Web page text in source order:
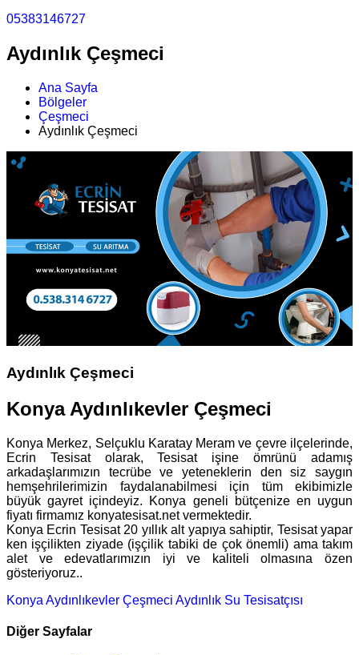
05383146727
Aydınlık Çeşmeci
Ana Sayfa
Bölgeler
Çeşmeci
Aydınlık Çeşmeci
Aydınlık Çeşmeci
Konya Aydınlıkevler Çeşmeci
Konya Merkez, Selçuklu Karatay Meram ve çevre ilçelerinde,
Ecrin Tesisat olarak, Tesisat işine ömrünü adamış
arkadaşlarımızın tecrübe ve yeteneklerin den siz saygın
hemşehrilerimizin faydalanabilmesi için tüm ekibimizle
büyük gayret içindeyiz. Konya geneli bütçenize en uygun
fiyatı firmamız konyatesisat.net vermektedir.
Konya Ecrin Tesisat 20 yıllık alt yapıya sahiptir, Tesisat yapar
ken işçilikten ziyade (işçilik tabiki de çok önemli) ama takım
alet ve edevatlarımızın iyi ve kaliteli olmasına özen
gösteriyoruz..
Konya Aydınlıkevler Çeşmeci Aydınlık Su Tesisatçısı
Diğer Sayfalar